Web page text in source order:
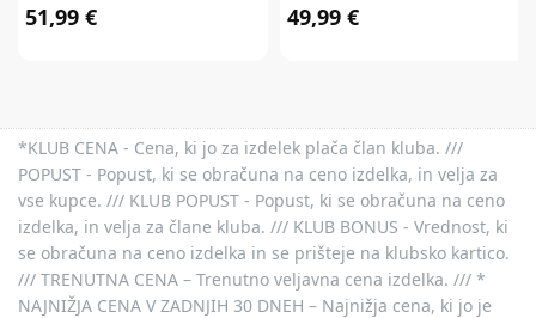
51,99 € 49,99 €
*KLUB CENA - Cena, ki jo za izdelek plača član kluba. ///
POPUST - Popust, ki se obračuna na ceno izdelka, in velja za
vse kupce. /// KLUB POPUST - Popust, ki se obračuna na ceno
izdelka, in velja za člane kluba. /// KLUB BONUS - Vrednost, ki
se obračuna na ceno izdelka in se prišteje na klubsko kartico.
/// TRENUTNA CENA – Trenutno veljavna cena izdelka. /// *
NAJNIŽJA CENA V ZADNJIH 30 DNEH – Najnižja cena, ki jo je